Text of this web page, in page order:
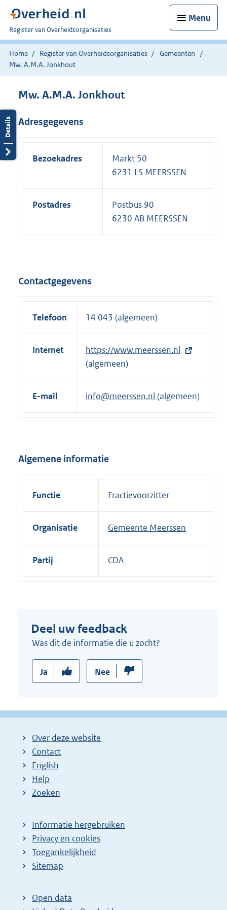
Menu
U
bent
nu
hier:
Register van Overheidsorganisaties
Home Register van Overheidsorganisaties
Gemeenten
Mw. A.M.A. Jonkhout
Mw. A.M.A. Jonkhout
Adresgegevens
Bezoekadres
Markt 50
6231 LS MEERSSEN
Postadres
Postbus 90
6230 AB MEERSSEN
Contactgegevens
Telefoon 14 043 (algemeen)
Internet
E
x
t
e
n
i
n
https://www.meerssen.nl
(algemeen)
E-mail info@meerssen.nl (algemeen)
Algemene informatie
Functie Fractievoorzitter
Organisatie Gemeente Meerssen
Partij CDA
Deel uw feedback
Was dit de informatie die u zocht?
Ja Nee
Over deze website
Contact
English
Help
Zoeken
Informatie hergebruiken
Privacy en cookies
Toegankelijkheid
Sitemap
Open data